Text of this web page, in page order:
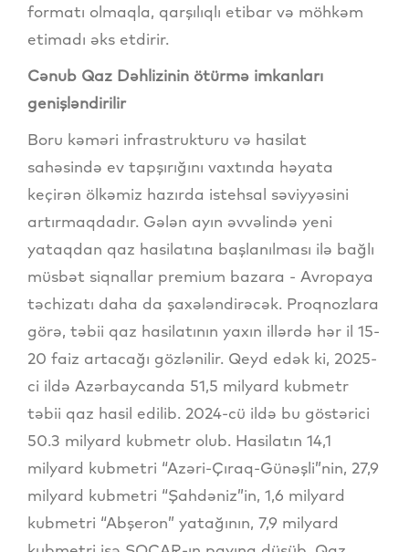
formatı olmaqla, qarşılıqlı etibar və möhkəm
etimadı əks etdirir.
Cənub Qaz Dəhlizinin ötürmə imkanları
genişləndirilir
Boru kəməri infrastrukturu və hasilat
sahəsində ev tapşırığını vaxtında həyata
keçirən ölkəmiz hazırda istehsal səviyyəsini
artırmaqdadır. Gələn ayın əvvəlində yeni
yataqdan qaz hasilatına başlanılması ilə bağlı
müsbət siqnallar premium bazara - Avropaya
təchizatı daha da şaxələndirəcək. Proqnozlara
görə, təbii qaz hasilatının yaxın illərdə hər il 15-
20 faiz artacağı gözlənilir. Qeyd edək ki, 2025-
ci ildə Azərbaycanda 51,5 milyard kubmetr
təbii qaz hasil edilib. 2024-cü ildə bu göstərici
50.3 milyard kubmetr olub. Hasilatın 14,1
milyard kubmetri “Azəri-Çıraq-Günəşli”nin, 27,9
milyard kubmetri “Şahdəniz”in, 1,6 milyard
kubmetri “Abşeron” yatağının, 7,9 milyard